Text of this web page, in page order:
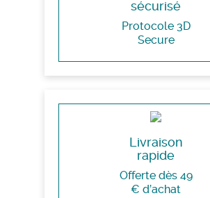
sécurisé
Protocole 3D
Secure
Livraison
rapide
Offerte dès 49
€ d’achat